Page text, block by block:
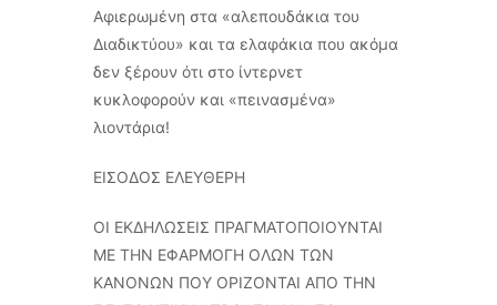
Αφιερωμένη στα «αλεπουδάκια του
Διαδικτύου» και τα ελαφάκια που ακόμα
δεν ξέρουν ότι στο ίντερνετ
κυκλοφορούν και «πεινασμένα»
λιοντάρια!
ΕΙΣΟΔΟΣ ΕΛΕΥΘΕΡΗ
ΟΙ ΕΚΔΗΛΩΣΕΙΣ ΠΡΑΓΜΑΤΟΠΟΙΟΥΝΤΑΙ
ΜΕ ΤΗΝ ΕΦΑΡΜΟΓΗ ΟΛΩΝ ΤΩΝ
ΚΑΝΟΝΩΝ ΠΟΥ ΟΡΙΖΟΝΤΑΙ ΑΠΟ ΤΗΝ